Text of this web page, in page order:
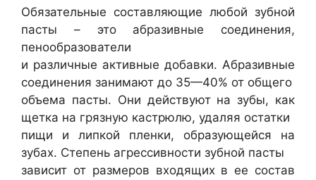
Обязательные составляющие любой зубной
пасты – это абразивные соединения,
пенообразователи
и различные активные добавки. Абразивные
соединения занимают до 35—40% от общего
объема пасты. Они действуют на зубы, как
щетка на грязную кастрюлю, удаляя остатки
пищи и липкой пленки, образующейся на
зубах. Степень агрессивности зубной пасты
зависит от размеров входящих в ее состав